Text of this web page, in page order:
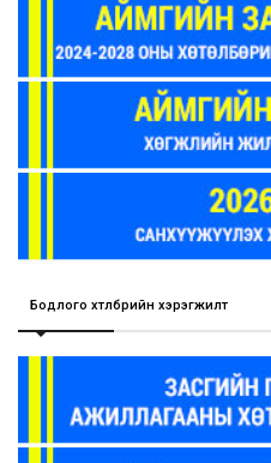
Бодлого хөтөлбөрийн хэрэгжилт